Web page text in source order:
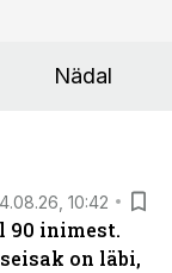
Nädal
10:42
90 inimest.
on läbi,